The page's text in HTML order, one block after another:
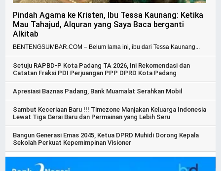
Pindah Agama ke Kristen, Ibu Tessa Kaunang: Ketika
Mau Tahajud, Alquran yang Saya Baca berganti
Alkitab
BENTENGSUMBAR.COM – Belum lama ini, ibu dari Tessa Kaunang...
Setuju RAPBD-P Kota Padang TA 2026, Ini Rekomendasi dan
Catatan Fraksi PDI Perjuangan PPP DPRD Kota Padang
Apresiasi Baznas Padang, Bank Muamalat Serahkan Mobil
Sambut Keceriaan Baru !!! Timezone Manjakan Keluarga Indonesia
Lewat Tiga Gerai Baru dan Permainan yang Lebih Seru
Bangun Generasi Emas 2045, Ketua DPRD Muhidi Dorong Kepala
Sekolah Perkuat Kepemimpinan Visioner